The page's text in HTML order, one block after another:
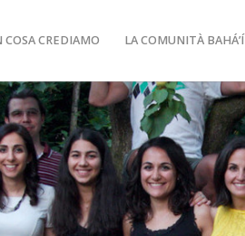
COSA CREDIAMO LA COMUNITÀ BAHÁ’Í